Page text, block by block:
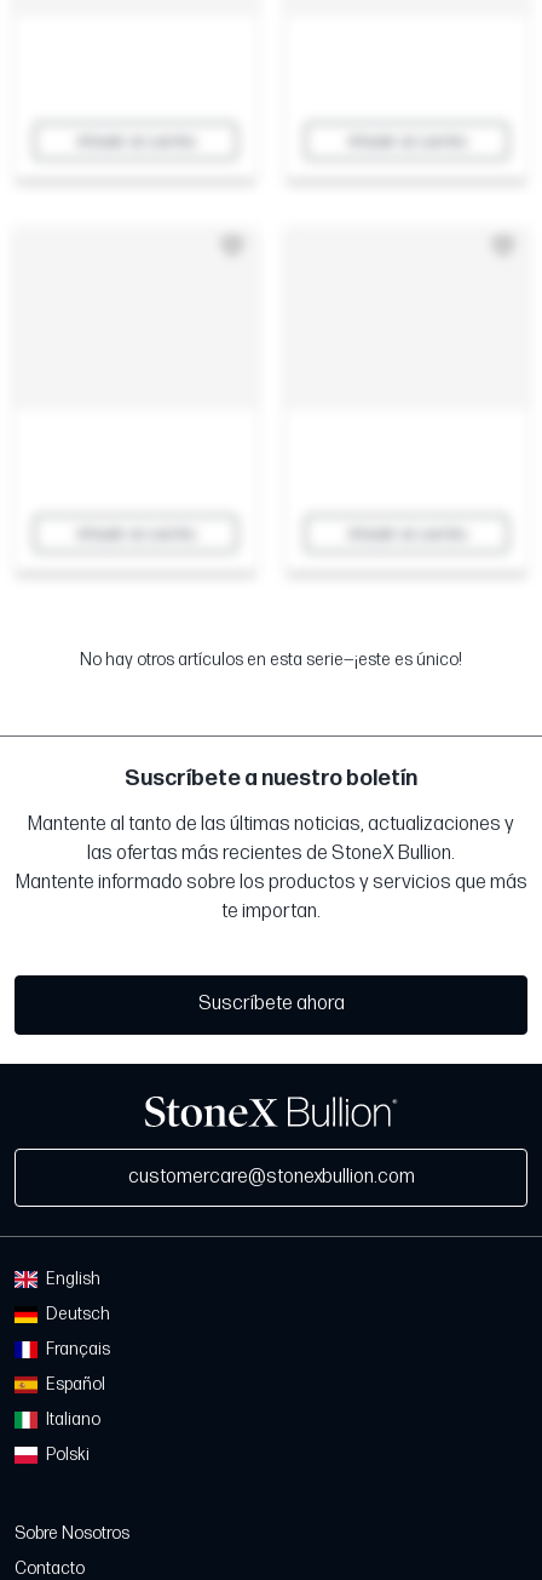
No hay otros artículos en esta serie—¡este es único!
Suscríbete a nuestro boletín
Mantente al tanto de las últimas noticias, actualizaciones y
las ofertas más recientes de StoneX Bullion.
Mantente informado sobre los productos y servicios que más
te importan.
Suscríbete ahora
customercare@stonexbullion.com
English
Deutsch
Français
Español
Italiano
Polski
Sobre Nosotros
Contacto